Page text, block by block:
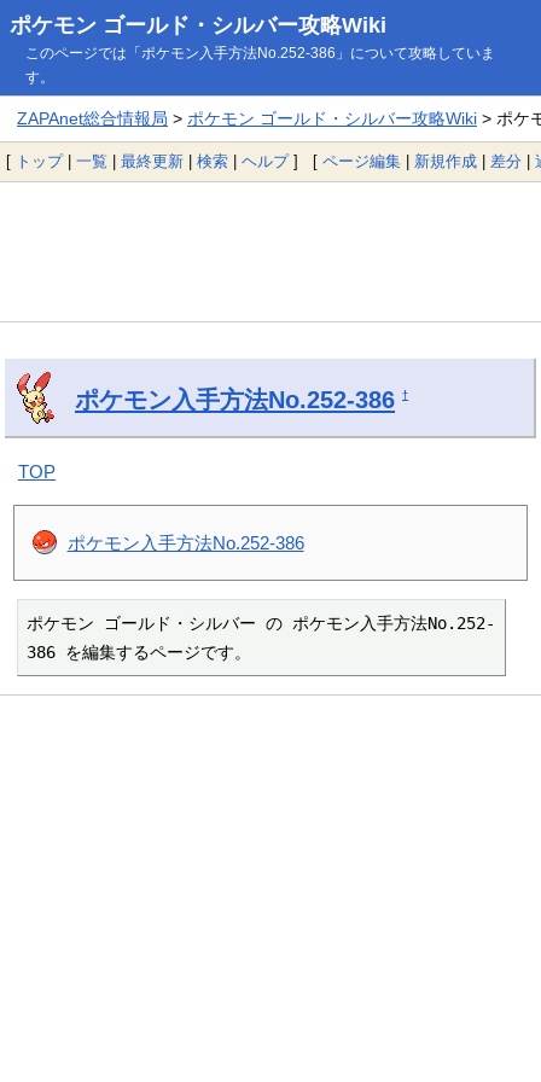
ポケモン ゴールド・シルバー攻略Wiki
このページでは「ポケモン入手方法No.252-386」について攻略していま
す。
ZAPAnet総合情報局 > ポケモン ゴールド・シルバー攻略Wiki> ポケ
[ トップ| 一覧 | 最終更新 | 検索 | ヘルプ] [ ページ編集 | 新規作成 | 差分 |
ポケモン入手方法No.252-386 †
TOP
ポケモン入手方法No.252-386
ポケモン ゴールド・シルバー の ポケモン入手方法No.252-
386 を編集するページです。